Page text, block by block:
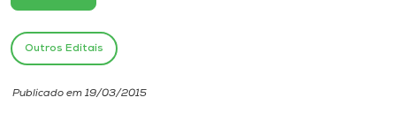
Portal de Ensino
Unoesc
Outros Editais
Publicado em 19/03/2015